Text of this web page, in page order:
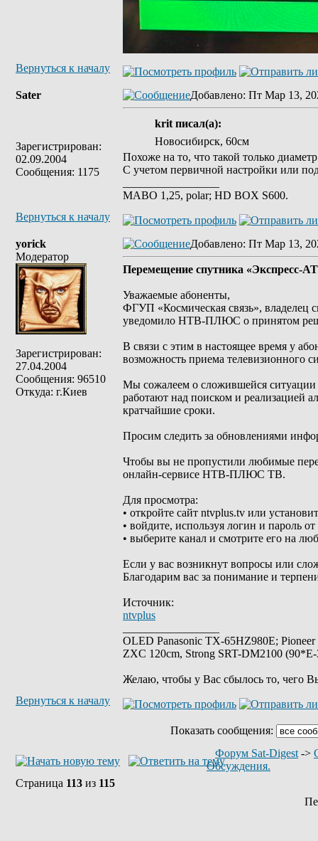
Вернуться к началу
Sater
Зарегистрирован:
02.09.2004
Сообщения: 1175
Добавлено: Пт Мар 13,
krit писал(а):
Новосибирск, 60см
Похоже на то, что такой только
С учетом первичной настройки или
MABO 1,25, polar; HD BOX S600.
Вернуться к началу
yorick
Модератор
Зарегистрирован:
27.04.2004
Сообщения: 96510
Откуда: г.Киев
Добавлено: Пт Мар 13,
Перемещение спутника
Уважаемые абоненты,
ФГУП «Космическая связь», владелец
уведомило НТВ‑ПЛЮС о принятом
В связи с этим в настоящее время у
возможность приема телевизионного
Мы сожалеем о сложившейся ситуации
работают над поиском и реализацией
кратчайшие сроки.
Просим следить за обновлениями
Чтобы вы не пропустили любимые
онлайн‑сервисе НТВ‑ПЛЮС ТВ.
Для просмотра:
• откройте сайт ntvplus.tv или
• войдите, используя логин и пароль
• выберите канал и смотрите его на
Если у вас возникнут вопросы или
Благодарим вас за понимание и
Источник:
ntvplus
OLED Panasonic TX-65HZ980E;
ZXC 120cm, Strong SRT-DM2100
Желаю, чтобы у Вас сбылось то, чего
Вернуться к началу
Показать сообщения:
Форум Sat-Digest ->
Обсуждения.
Страница 113 из 115